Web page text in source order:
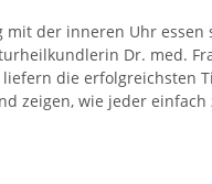
mit der inneren Uhr
Dr. med.
die erfolgreichsten
zeigen, wie jeder